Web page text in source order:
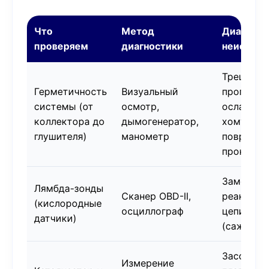
Что
проверяем
Метод
диагностики
Герметичность
системы (от
коллектора до
глушителя)
Визуальный
осмотр,
дымогенератор,
манометр
Трещины,
прогары,
хомуты,
Лямбда-зонды
(кислородные
датчики)
Сканер OBD-II,
осциллограф
реакция,
цепи,
(сажа,
Измерение